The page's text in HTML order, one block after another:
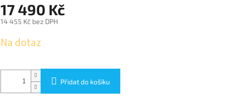
17 490 Kč
14 455 Kč bez DPH
cena:
Na dotaz
Přidat do košíku